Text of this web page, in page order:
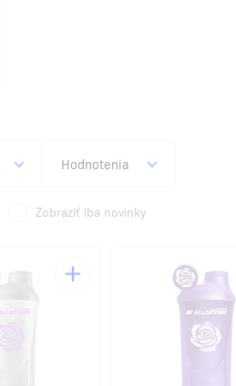
Hodnotenia
Zobraziť iba novinky